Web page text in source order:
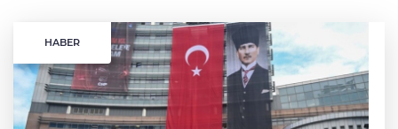
HABER